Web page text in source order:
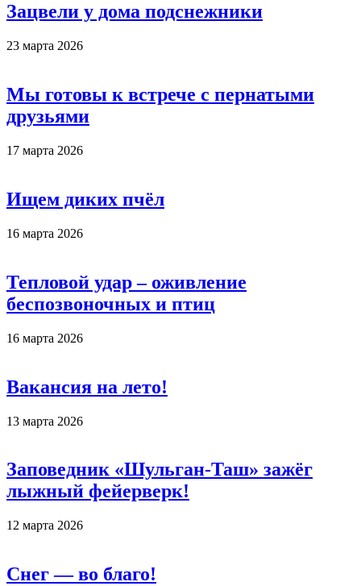
Зацвели у дома подснежники
23 марта 2026
Мы готовы к встрече с пернатыми
друзьями
17 марта 2026
Ищем диких пчёл
16 марта 2026
Тепловой удар – оживление
беспозвоночных и птиц
16 марта 2026
Вакансия на лето!
13 марта 2026
Заповедник «Шульган-Таш» зажёг
лыжный фейерверк!
12 марта 2026
Снег — во благо!